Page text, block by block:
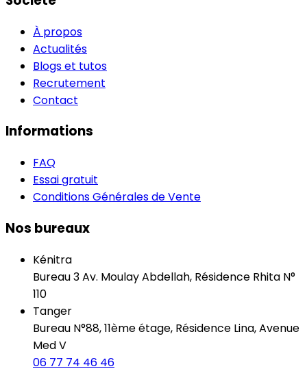
À propos
Actualités
Blogs et tutos
Recrutement
Contact
Informations
FAQ
Essai gratuit
Conditions Générales de Vente
Nos bureaux
Kénitra
Bureau 3 Av. Moulay Abdellah, Résidence Rhita N°
110
Tanger
Bureau N°88, 11ème étage, Résidence Lina, Avenue
Med V
06 77 74 46 46